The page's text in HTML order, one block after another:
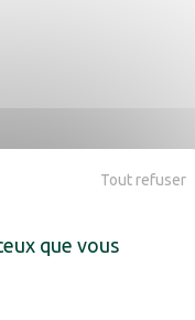
noir +
que vous
Tout refuser